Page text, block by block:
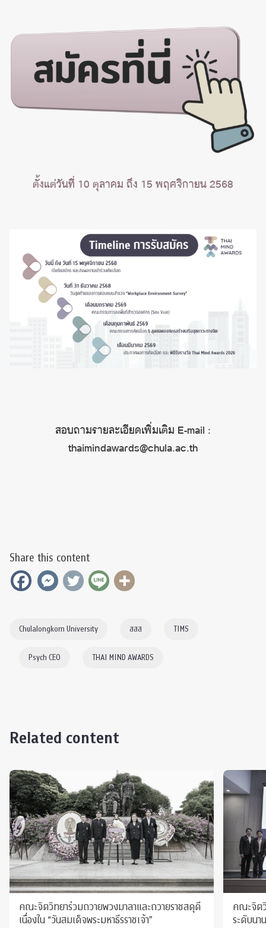
ตั้งแต่วันที่ 10 ตุลาคม ถึง 15 พฤศจิกายน 2568
สอบถามรายละเอียดเพิ่มเติม E-mail :
thaimindawards@chula.ac.th
Share this content
Chulalongkorn University สสส TIMS
Psych CEO THAI MIND AWARDS
Related content
คณะจิตวิทยาร่วมถวายพวงมาลาและถวายราชสดุดี
เนื่องใน “วันสมเด็จพระมหาธีรราชเจ้า”
คณะจิต
ระดับนา